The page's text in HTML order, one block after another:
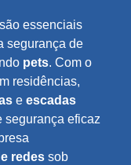
são essenciais
segurança de
pets. Com o
residências,
e escadas
segurança eficaz
redes sob